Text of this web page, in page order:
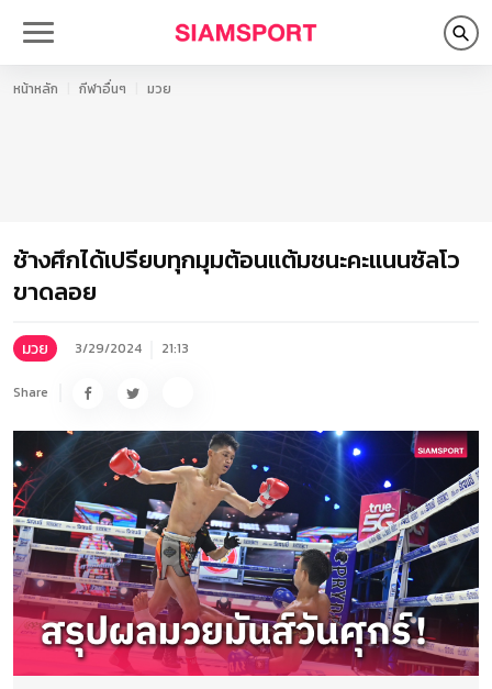
หน้าหลัก กีฬาอื่นๆ มวย
ช้างศึกได้เปรียบทุกมุมต้อนแต้มชนะคะแนนซัลโว
ขาดลอย
มวย 3/29/2024 21:13
Share